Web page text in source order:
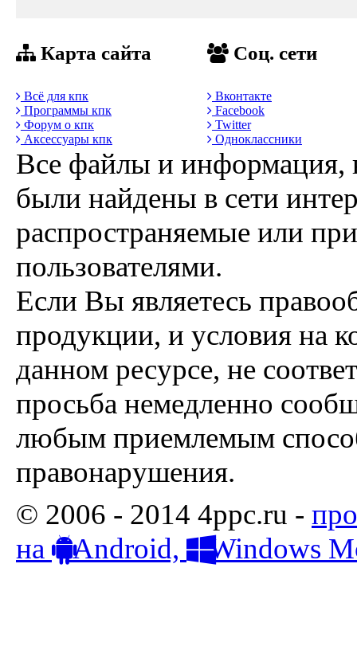
Карта сайта
Всё для кпк
Программы кпк
Форум о кпк
Аксессуары кпк
Соц. сети
Вконтакте
Facebook
Twitter
Одноклассники
Все файлы и информация,
были найдены в сети
распространяемые или
пользователями.
Если Вы являетесь
продукции, и условия на
данном ресурсе, не
просьба немедленно
любым приемлемым
правонарушения.
© 2006 - 2014 4ppc.ru -
на
Android, Windows